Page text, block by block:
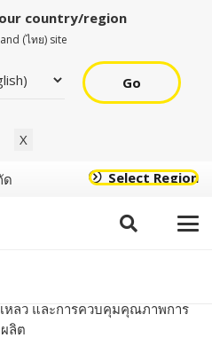
country/region
(ไทย) site
Go
X
ด Select Region
ด้ของ Nikon ให้การตรวจสอบ
หลว และการควบคุมคุณภาพการ
ผลิต